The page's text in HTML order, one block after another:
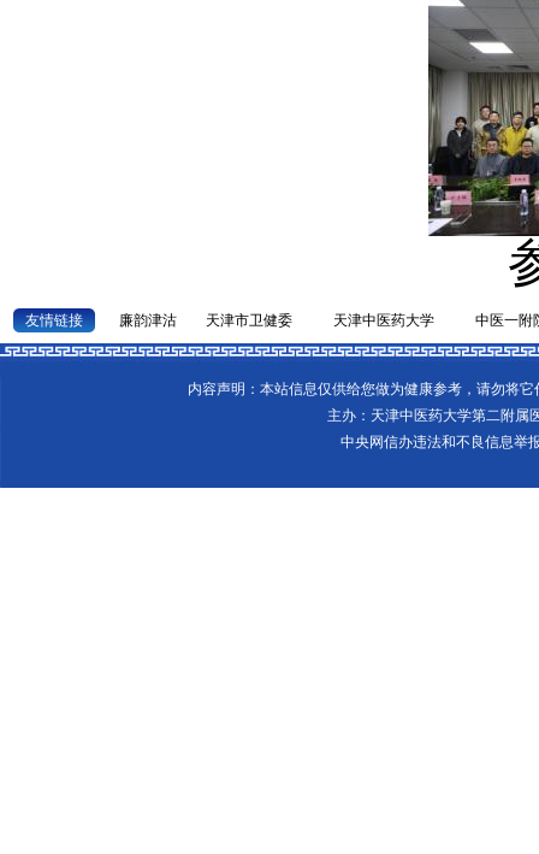
参
友情链接 廉韵津沽 天津市卫健委 天津中医药大学 中医一附
内容声明：本站信息仅供给您做为健康参考，请勿将
主办：天津中医药大学第二附属
中央网信办违法和不良信息举